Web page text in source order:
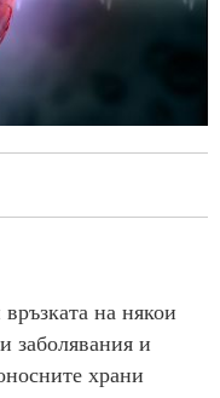
на някои
заболявания и
храни